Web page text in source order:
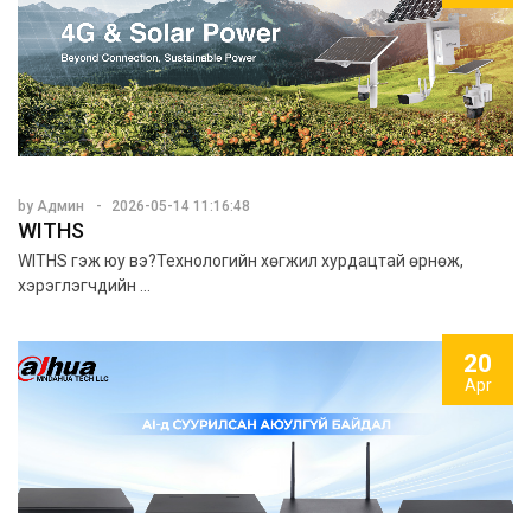
by Админ 2026-05-14 11:16:48
WITHS
WITHS гэж юу вэ?Технологийн хөгжил хурдацтай өрнөж,
хэрэглэгчдийн ...
20
Apr